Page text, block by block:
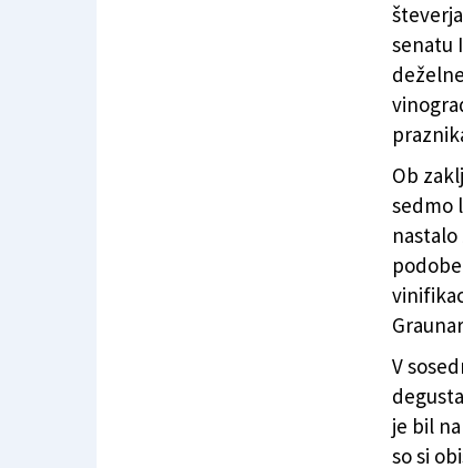
senatu
Ob
sedmo
V
je bil
so si